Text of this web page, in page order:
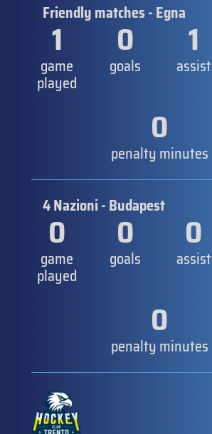
Friendly matches - Egna
1
game
played
0
goals
1
assist
0
penalty minutes
4 Nazioni - Budapest
0
game
played
0
goals
0
assist
0
penalty minutes